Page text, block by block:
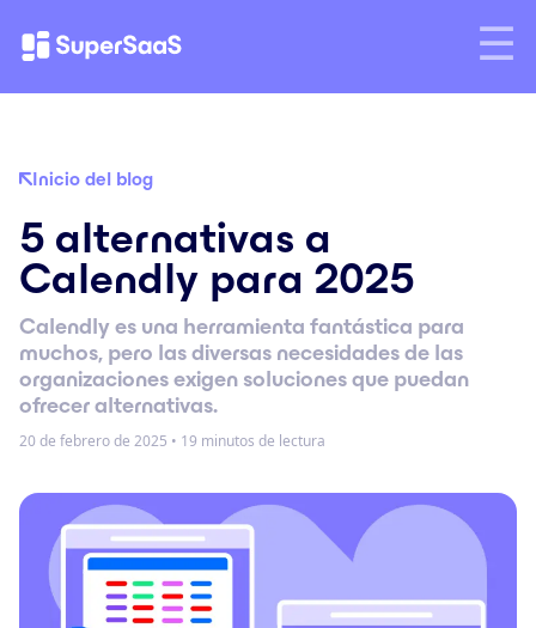
Inicio del blog
5 alternativas a
Calendly para 2025
Calendly es una herramienta fantástica para
muchos, pero las diversas necesidades de las
organizaciones exigen soluciones que puedan
ofrecer alternativas.
20 de febrero de 2025 • 19 minutos de lectura